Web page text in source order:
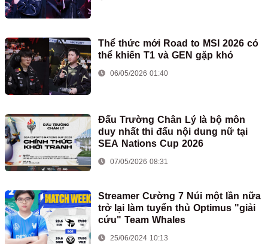
Thể thức mới Road to MSI 2026 có
thể khiến T1 và GEN gặp khó
06/05/2026 01:40
Đấu Trường Chân Lý là bộ môn
duy nhất thi đấu nội dung nữ tại
SEA Nations Cup 2026
07/05/2026 08:31
Streamer Cường 7 Núi một lần nữa
trở lại làm tuyển thủ Optimus "giải
cứu" Team Whales
25/06/2024 10:13